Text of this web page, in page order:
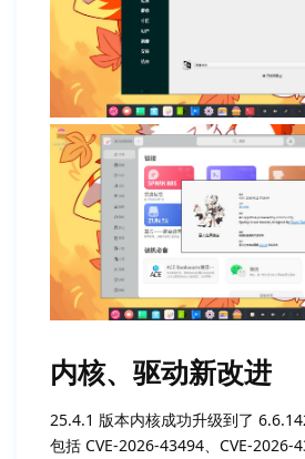
内核、驱动新改进
25.4.1 版本内核成功升级到了
包括 CVE-2026-43494、CVE-2026-